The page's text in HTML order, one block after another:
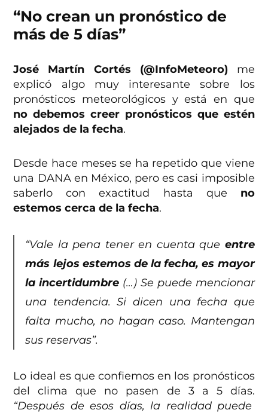
“No crean un pronóstico de
más de 5 días”
José Martín Cortés (@InfoMeteoro) me
explicó algo muy interesante sobre los
pronósticos meteorológicos y está en que
no debemos creer pronósticos que estén
alejados de la fecha.
Desde hace meses se ha repetido que viene
una DANA en México, pero es casi imposible
saberlo con exactitud hasta que no
estemos cerca de la fecha.
“Vale la pena tener en cuenta que entre
más lejos estemos de la fecha, es mayor
la incertidumbre (…) Se puede mencionar
una tendencia. Si dicen una fecha que
falta mucho, no hagan caso. Mantengan
sus reservas”.
Lo ideal es que confiemos en los pronósticos
del clima que no pasen de 3 a 5 días.
“Después de esos días, la realidad puede